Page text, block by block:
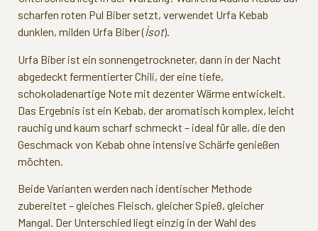
scharfen roten Pul Biber setzt, verwendet Urfa Kebab
dunklen, milden Urfa Biber (İsot).
Urfa Biber ist ein sonnengetrockneter, dann in der Nacht
abgedeckt fermentierter Chili, der eine tiefe,
schokoladenartige Note mit dezenter Wärme entwickelt.
Das Ergebnis ist ein Kebab, der aromatisch komplex, leicht
rauchig und kaum scharf schmeckt – ideal für alle, die den
Geschmack von Kebab ohne intensive Schärfe genießen
möchten.
Beide Varianten werden nach identischer Methode
zubereitet – gleiches Fleisch, gleicher Spieß, gleicher
Mangal. Der Unterschied liegt einzig in der Wahl des